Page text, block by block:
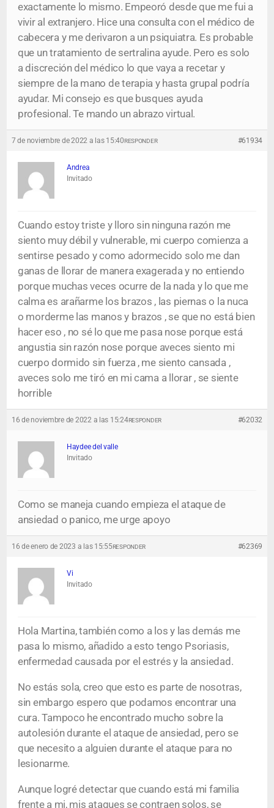
exactamente lo mismo. Empeoró desde que me fui a
vivir al extranjero. Hice una consulta con el médico de
cabecera y me derivaron a un psiquiatra. Es probable
que un tratamiento de sertralina ayude. Pero es solo
a discreción del médico lo que vaya a recetar y
siempre de la mano de terapia y hasta grupal podría
ayudar. Mi consejo es que busques ayuda
profesional. Te mando un abrazo virtual.
7 de noviembre de 2022 a las 15:40 #61934
RESPONDER
Andrea
Invitado
Cuando estoy triste y lloro sin ninguna razón me
siento muy débil y vulnerable, mi cuerpo comienza a
sentirse pesado y como adormecido solo me dan
ganas de llorar de manera exagerada y no entiendo
porque muchas veces ocurre de la nada y lo que me
calma es arañarme los brazos , las piernas o la nuca
o morderme las manos y brazos , se que no está bien
hacer eso , no sé lo que me pasa nose porque está
angustia sin razón nose porque aveces siento mi
cuerpo dormido sin fuerza , me siento cansada ,
aveces solo me tiró en mi cama a llorar , se siente
horrible
16 de noviembre de 2022 a las 15:24 #62032
RESPONDER
Haydee del valle
Invitado
Como se maneja cuando empieza el ataque de
ansiedad o panico, me urge apoyo
16 de enero de 2023 a las 15:55 #62369
RESPONDER
Vi
Invitado
Hola Martina, también como a los y las demás me
pasa lo mismo, añadido a esto tengo Psoriasis,
enfermedad causada por el estrés y la ansiedad.
No estás sola, creo que esto es parte de nosotras,
sin embargo espero que podamos encontrar una
cura. Tampoco he encontrado mucho sobre la
autolesión durante el ataque de ansiedad, pero se
que necesito a alguien durante el ataque para no
lesionarme.
Aunque logré detectar que cuando está mi familia
frente a mi, mis ataques se contraen solos, se